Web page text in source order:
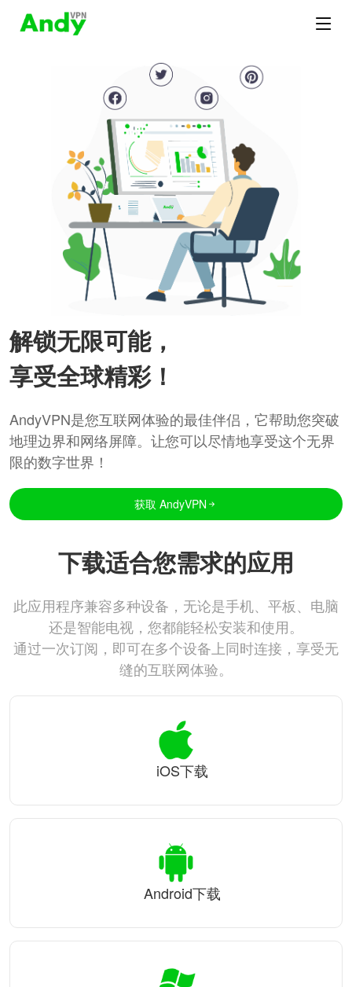
解锁无限可能，
享受全球精彩！
AndyVPN是您互联网体验的最佳伴侣，它帮助您突破
地理边界和网络屏障。让您可以尽情地享受这个无界
限的数字世界！
获取 AndyVPN
下载适合您需求的应用
此应用程序兼容多种设备，无论是手机、平板、电脑
还是智能电视，您都能轻松安装和使用。
通过一次订阅，即可在多个设备上同时连接，享受无
缝的互联网体验。
iOS下载
Android下载